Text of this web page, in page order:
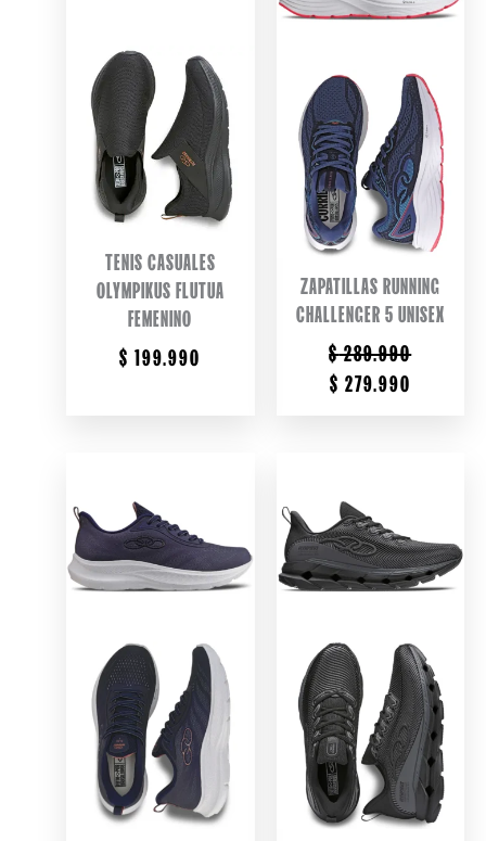
TENIS CASUALES
OLYMPIKUS FLUTUA
FEMENINO
$ 199.990
ZAPATILLAS RUNNING
CHALLENGER 5 UNISEX
$289.990
ORIGINAL
$ 279.990